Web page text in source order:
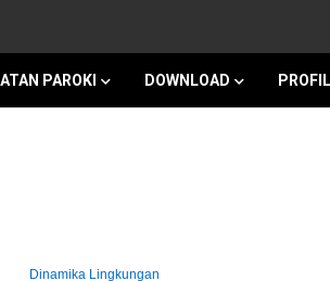
PAROKI DOWNLOAD PROFIL
Dinamika Lingkungan